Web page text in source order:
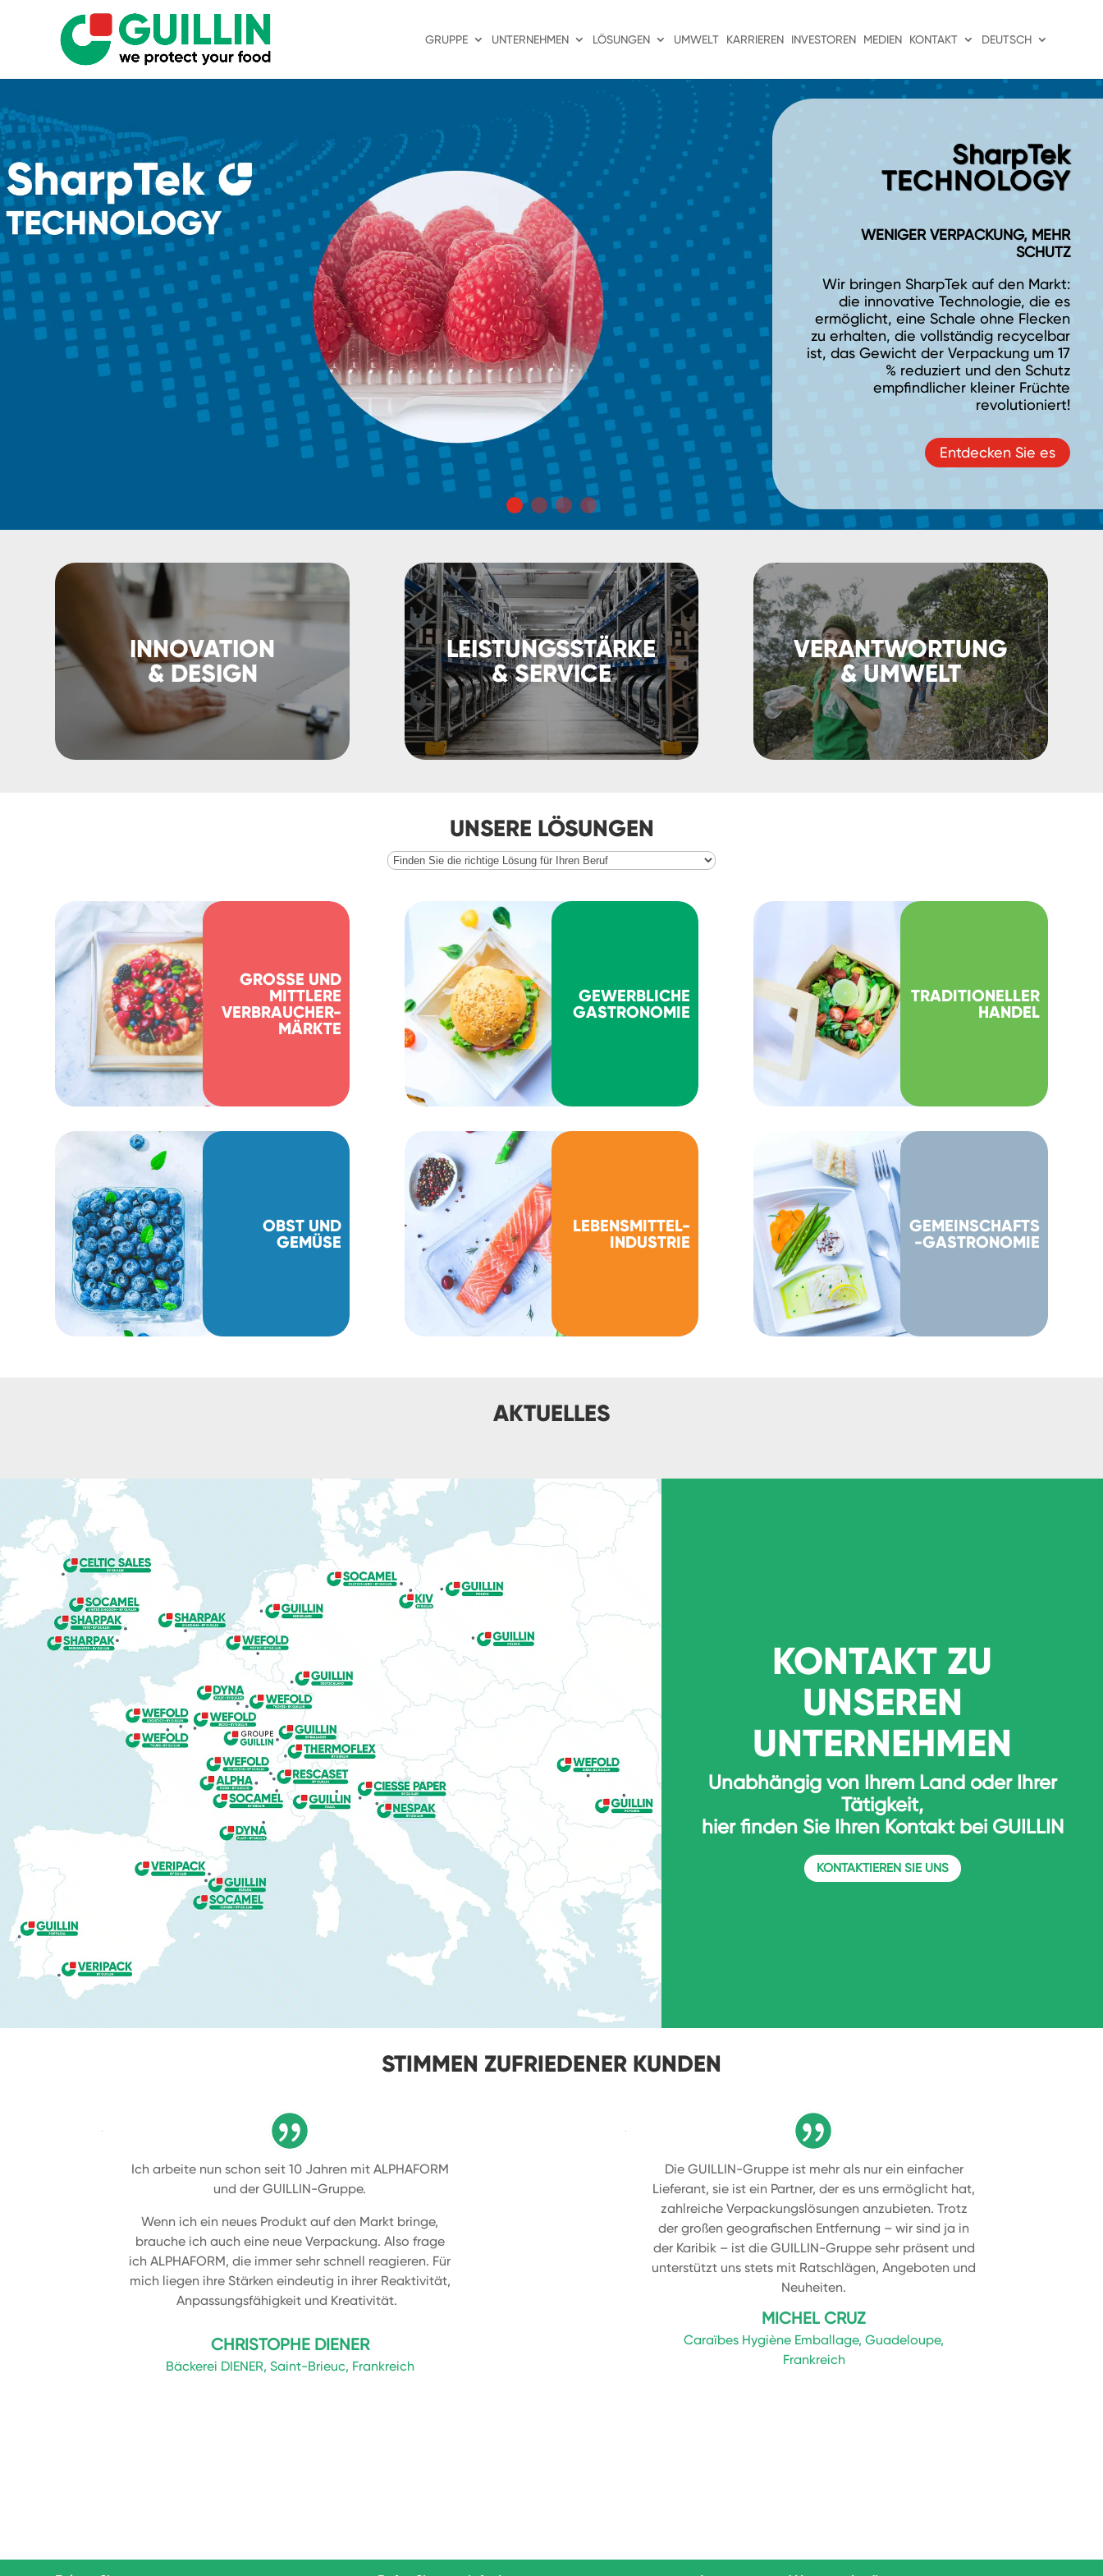
GRUPPE UNTERNEHMEN LÖSUNGEN UMWELT KARRIEREN INVESTOREN MEDIEN KONTAKT DEUTSCH
SharpTek
TECHNOLOGY
WENIGER VERPACKUNG, MEHR
SCHUTZ
Wir bringen SharpTek auf den Markt:
die innovative Technologie, die es
ermöglicht, eine Schale ohne Flecken
zu erhalten, die vollständig recycelbar
ist, das Gewicht der Verpackung um 17
% reduziert und den Schutz
empfindlicher kleiner Früchte
revolutioniert!
Entdecken Sie es
INNOVATION
& DESIGN
LEISTUNGSSTÄRKE
& SERVICE
VERANTWORTUNG
& UMWELT
UNSERE LÖSUNGEN
GROSSE UND M
ITTLERE V
ERBRAUCHER-M
ÄRKTE
GEWERBLICHE
GASTRONOMIE
TRADITIONELLER
HANDEL
OBST UND
GEMÜSE
LEBENSMITTEL-
INDUSTRIE
GEMEINSCHAFTS
-GASTRONOMIE
AKTUELLES
KONTAKT ZU
UNSEREN
UNTERNEHMEN
Unabhängig von Ihrem Land oder Ihrer
Tätigkeit,
hier finden Sie Ihren Kontakt bei GUILLIN
KONTAKTIEREN SIE UNS
STIMMEN ZUFRIEDENER KUNDEN
Ich arbeite nun schon seit 10 Jahren mit ALPHAFORM
und der GUILLIN-Gruppe.
Wenn ich ein neues Produkt auf den Markt bringe,
brauche ich auch eine neue Verpackung. Also frage
ich ALPHAFORM, die immer sehr schnell reagieren. Für
mich liegen ihre Stärken eindeutig in ihrer Reaktivität,
Anpassungsfähigkeit und Kreativität.
CHRISTOPHE DIENER
Bäckerei DIENER, Saint-Brieuc, Frankreich
Die GUILLIN-Gruppe ist mehr als nur ein einfacher
Lieferant, sie ist ein Partner, der es uns ermöglicht hat,
zahlreiche Verpackungslösungen anzubieten. Trotz
der großen geografischen Entfernung – wir sind ja in
der Karibik – ist die GUILLIN-Gruppe sehr präsent und
unterstützt uns stets mit Ratschlägen, Angeboten und
Neuheiten.
MICHEL CRUZ
Caraïbes Hygiène Emballage, Guadeloupe,
Frankreich